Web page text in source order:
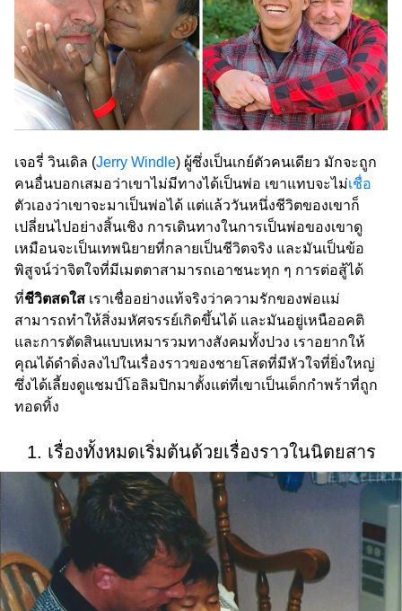
เจอรี่ วินเดิล (Jerry Windle) ผู้ซึ่งเป็นเกย์ตัวคนเดียว มักจะถูก
คนอื่นบอกเสมอว่าเขาไม่มีทางได้เป็นพ่อ เขาแทบจะไม่เชื่อ
ตัวเองว่าเขาจะมาเป็นพ่อได้ แต่แล้ววันหนึ่งชีวิตของเขาก็
เปลี่ยนไปอย่างสิ้นเชิง การเดินทางในการเป็นพ่อของเขาดู
เหมือนจะเป็นเทพนิยายที่กลายเป็นชีวิตจริง และมันเป็นข้อ
พิสูจน์ว่าจิตใจที่มีเมตตาสามารถเอาชนะทุก ๆ การต่อสู้ได้
ที่ชีวิตสดใส เราเชื่ออย่างแท้จริงว่าความรักของพ่อแม่
สามารถทำให้สิ่งมหัศจรรย์เกิดขึ้นได้ และมันอยู่เหนืออคติ
และการตัดสินแบบเหมารวมทางสังคมทั้งปวง เราอยากให้
คุณได้ดำดิ่งลงไปในเรื่องราวของชายโสดที่มีหัวใจที่ยิ่งใหญ่
ซึ่งได้เลี้ยงดูแชมป์โอลิมปิกมาตั้งแต่ที่เขาเป็นเด็กกำพร้าที่ถูก
ทอดทิ้ง
1. เรื่องทั้งหมดเริ่มต้นด้วยเรื่องราวในนิตยสาร